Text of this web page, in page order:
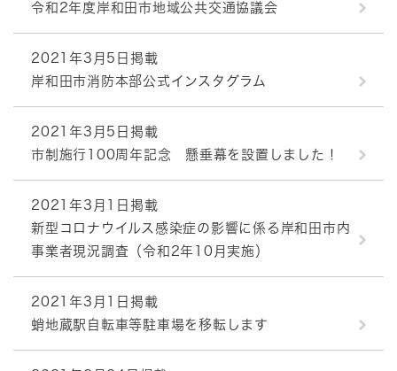
令和2年度岸和田市地域公共交通協議会
2021年3月5日掲載
岸和田市消防本部公式インスタグラム
2021年3月5日掲載
市制施行100周年記念 懸垂幕を設置しました！
2021年3月1日掲載
新型コロナウイルス感染症の影響に係る岸和田市内
事業者現況調査（令和2年10月実施）
2021年3月1日掲載
蛸地蔵駅自転車等駐車場を移転します